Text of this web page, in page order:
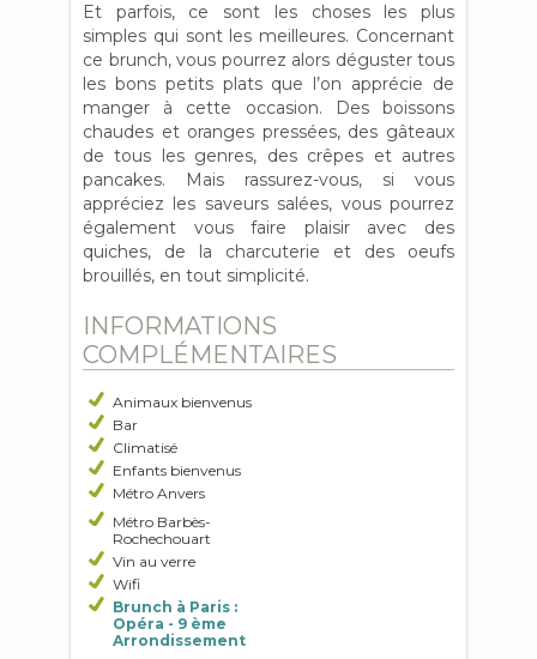
Et parfois, ce sont les choses les plus
simples qui sont les meilleures. Concernant
ce brunch, vous pourrez alors déguster tous
les bons petits plats que l’on apprécie de
manger à cette occasion. Des boissons
chaudes et oranges pressées, des gâteaux
de tous les genres, des crêpes et autres
pancakes. Mais rassurez-vous, si vous
appréciez les saveurs salées, vous pourrez
également vous faire plaisir avec des
quiches, de la charcuterie et des oeufs
brouillés, en tout simplicité.
INFORMATIONS
COMPLÉMENTAIRES
Animaux bienvenus
Bar
Climatisé
Enfants bienvenus
Métro Anvers
Métro Barbès-
Rochechouart
Vin au verre
Wifi
Brunch à Paris :
Opéra - 9 ème
Arrondissement